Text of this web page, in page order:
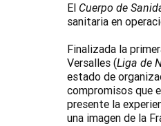
El Cuerpo de
sanitaria en
Finalizada la
Versalles (Liga de
estado de
compromisos que
presente la
una imagen de la